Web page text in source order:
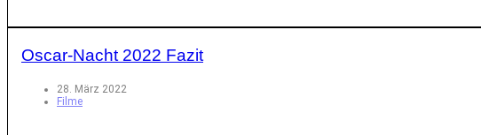
Oscar-Nacht 2022 Fazit
28. März 2022
Filme